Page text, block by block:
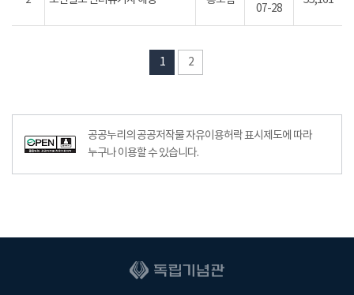
07-28
1 2
공공누리의 공공저작물 자유이용허락 표시제도에 따라
누구나 이용할 수 있습니다.